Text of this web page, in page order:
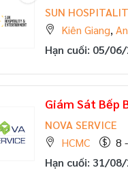
SUN
Kiên Giang,
Hạn cuối: 05/
Giám Sát Bếp
NOVA SERVICE
HCMC
8
Hạn cuối: 31/